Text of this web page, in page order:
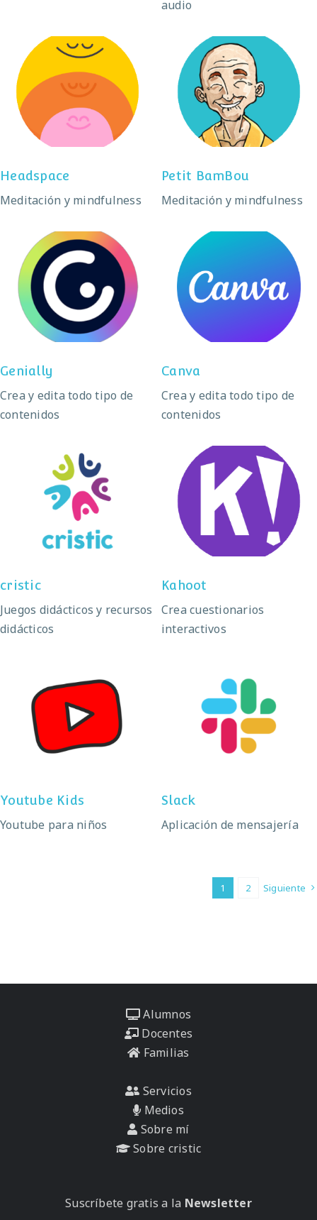
audio
Headspace
Headspace
Meditación y mindfulness
Petit BamBou
Petit BamBou
Meditación y mindfulness
Genially
Genially
Crea y edita todo tipo de
contenidos
Canva
Canva
Crea y edita todo tipo de
contenidos
cristic
cristic
Juegos didácticos y recursos
didácticos
Kahoot
Kahoot
Crea cuestionarios
interactivos
Youtube Kids
Youtube Kids
Youtube para niños
Slack
Slack
Aplicación de mensajería
1 2 Siguiente
Alumnos
Docentes
Familias
Servicios
Medios
Sobre mí
Sobre cristic
Suscríbete gratis a la Newsletter